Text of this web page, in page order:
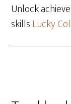
Unlock
skillsLucky